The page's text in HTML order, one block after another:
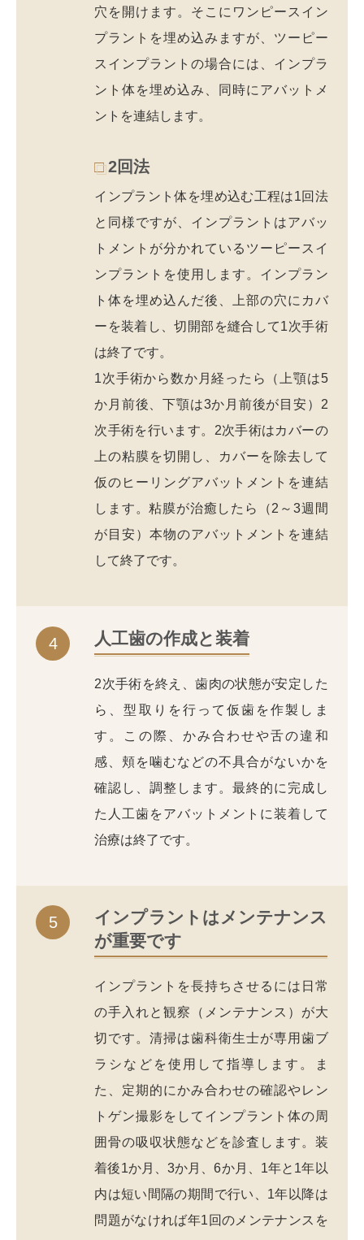
穴を開けます。そこにワンピースイン
プラントを埋め込みますが、ツーピー
スインプラントの場合には、インプラ
ント体を埋め込み、同時にアバットメ
ントを連結します。
2回法
インプラント体を埋め込む工程は1回法
と同様ですが、インプラントはアバッ
トメントが分かれているツーピースイ
ンプラントを使用します。インプラン
ト体を埋め込んだ後、上部の穴にカバ
ーを装着し、切開部を縫合して1次手術
は終了です。
1次手術から数か月経ったら（上顎は5
か月前後、下顎は3か月前後が目安）2
次手術を行います。2次手術はカバーの
上の粘膜を切開し、カバーを除去して
仮のヒーリングアバットメントを連結
します。粘膜が治癒したら（2～3週間
が目安）本物のアバットメントを連結
して終了です。
4 人工歯の作成と装着
2次手術を終え、歯肉の状態が安定した
ら、型取りを行って仮歯を作製しま
す。この際、かみ合わせや舌の違和
感、頬を噛むなどの不具合がないかを
確認し、調整します。最終的に完成し
た人工歯をアバットメントに装着して
治療は終了です。
5
インプラントはメンテナンス
が重要です
インプラントを長持ちさせるには日常
の手入れと観察（メンテナンス）が大
切です。清掃は歯科衛生士が専用歯ブ
ラシなどを使用して指導します。ま
た、定期的にかみ合わせの確認やレン
トゲン撮影をしてインプラント体の周
囲骨の吸収状態などを診査します。装
着後1か月、3か月、6か月、1年と1年以
内は短い間隔の期間で行い、1年以降は
問題がなければ年1回のメンテナンスを